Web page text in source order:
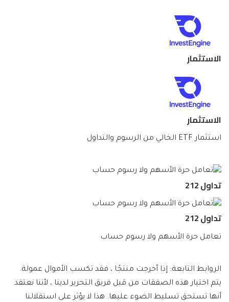
الاستثمار
الاستثمار
استثمار ETF الخالي من الرسوم والتداول
تداول 212
تداول 212
تعامل حرة الأسهم ولا رسوم حساب
الروابط التابعة: إذا أخرجت منتجًا ، فقد تكسب الأموال عمولة.
يتم اختيار هذه الصفقات من قبل فريق التحرير لدينا ، لأننا نعتقد
أنها تستحق تسليط الضوء عليها. هذا لا يؤثر على استقلالنا